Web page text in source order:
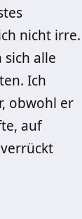
nicht irre.
alle
Ich
obwohl er
auf